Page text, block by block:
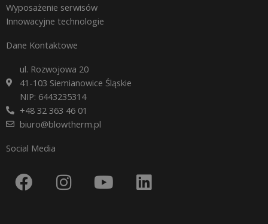
Wyposażenie serwisów
Innowacyjne technologie
Dane Kontaktowe
ul. Rozwojowa 20
41-103 Siemianowice Śląskie
NIP: 6443235314
+48 32 363 46 01
biuro@blowtherm.pl
Social Media
F
a
I
n
Y
o
L
i